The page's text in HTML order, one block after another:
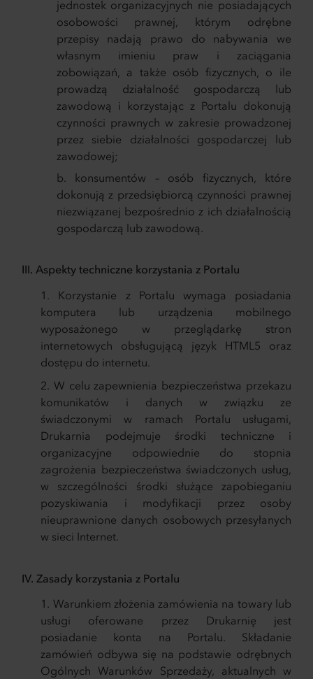
jednostek organizacyjnych nie posiadających
osobowości prawnej, którym odrębne
przepisy nadają prawo do nabywania we
własnym imieniu praw i zaciągania
zobowiązań, a także osób fizycznych, o ile
prowadzą działalność gospodarczą lub
zawodową i korzystając z Portalu dokonują
czynności prawnych w zakresie prowadzonej
przez siebie działalności gospodarczej lub
zawodowej;
konsumentów – osób fizycznych, które
dokonują z przedsiębiorcą czynności prawnej
niezwiązanej bezpośrednio z ich działalnością
gospodarczą lub zawodową.
III. Aspekty techniczne korzystania z Portalu
Korzystanie z Portalu wymaga posiadania
komputera lub urządzenia mobilnego
wyposażonego w przeglądarkę stron
internetowych obsługującą język HTML5 oraz
dostępu do internetu.
W celu zapewnienia bezpieczeństwa przekazu
komunikatów i danych w związku ze
świadczonymi w ramach Portalu usługami,
Drukarnia podejmuje środki techniczne i
organizacyjne odpowiednie do stopnia
zagrożenia bezpieczeństwa świadczonych usług,
w szczególności środki służące zapobieganiu
pozyskiwania i modyfikacji przez osoby
nieuprawnione danych osobowych przesyłanych
w sieci Internet.
IV. Zasady korzystania z Portalu
Warunkiem złożenia zamówienia na towary lub
usługi oferowane przez Drukarnię jest
posiadanie konta na Portalu. Składanie
zamówień odbywa się na podstawie odrębnych
Ogólnych Warunków Sprzedaży, aktualnych w